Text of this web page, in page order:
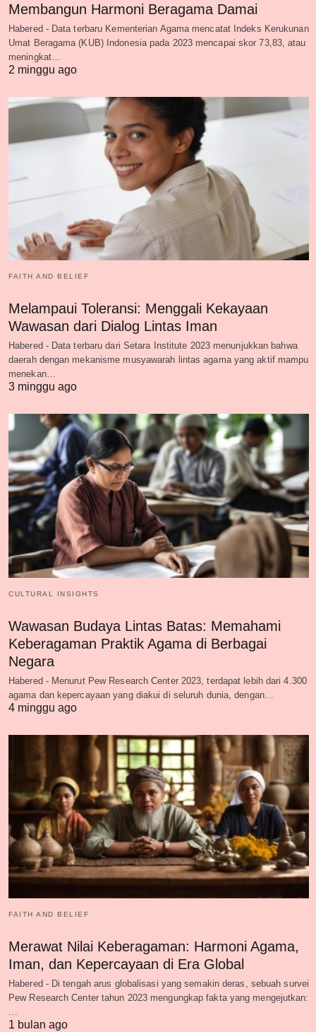
Membangun Harmoni Beragama Damai
Habered - Data terbaru Kementerian Agama mencatat Indeks Kerukunan
Umat Beragama (KUB) Indonesia pada 2023 mencapai skor 73,83, atau
meningkat…
2 minggu ago
FAITH AND BELIEF
Melampaui Toleransi: Menggali Kekayaan
Wawasan dari Dialog Lintas Iman
Habered - Data terbaru dari Setara Institute 2023 menunjukkan bahwa
daerah dengan mekanisme musyawarah lintas agama yang aktif mampu
menekan…
3 minggu ago
CULTURAL INSIGHTS
Wawasan Budaya Lintas Batas: Memahami
Keberagaman Praktik Agama di Berbagai
Negara
Habered - Menurut Pew Research Center 2023, terdapat lebih dari 4.300
agama dan kepercayaan yang diakui di seluruh dunia, dengan…
4 minggu ago
FAITH AND BELIEF
Merawat Nilai Keberagaman: Harmoni Agama,
Iman, dan Kepercayaan di Era Global
Habered - Di tengah arus globalisasi yang semakin deras, sebuah survei
Pew Research Center tahun 2023 mengungkap fakta yang mengejutkan:
…
1 bulan ago